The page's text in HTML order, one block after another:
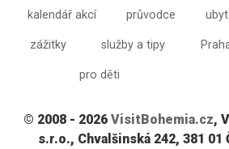
kalendář akcí průvodce
zážitky služby a tipy
pro děti
© 2008 - 2026 VisitBohemia.cz,
s.r.o., Chvalšinská 242, 381 01